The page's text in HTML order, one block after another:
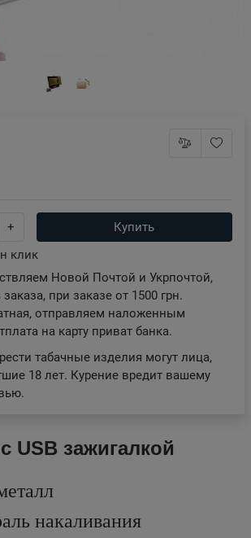
USB зажигалкой
накаливания
+
Купить
клик
Новой Почтой и Укрпочтой,
при заказе от 1500 грн.
отправляем наложенным
на карту приват банка.
табачные изделия могут лица,
18 лет. Курение вредит вашему